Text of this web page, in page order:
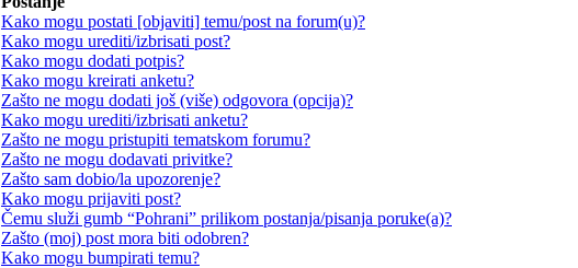
Kako mogu postati [objaviti] temu/post na forum(u)?
Kako mogu urediti/izbrisati post?
Kako mogu dodati potpis?
Kako mogu kreirati anketu?
Zašto ne mogu dodati još (više) odgovora (opcija)?
Kako mogu urediti/izbrisati anketu?
Zašto ne mogu pristupiti tematskom forumu?
Zašto ne mogu dodavati privitke?
Zašto sam dobio/la upozorenje?
Kako mogu prijaviti post?
Čemu služi gumb “Pohrani” prilikom postanja/pisanja poruke(a)?
Zašto (moj) post mora biti odobren?
Kako mogu bumpirati temu?